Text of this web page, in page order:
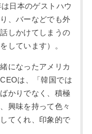
日本のゲストハウ
、バーなどでも外
しかけてしまうの
しています）。
になったアメリカ
は、「韓国では
かりでなく、積極
興味を持って色々
てくれ、印象的で